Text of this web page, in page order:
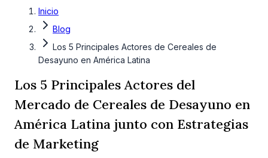
Inicio
Blog
Los 5 Principales Actores de Cereales de
Desayuno en América Latina
Los 5 Principales Actores del
Mercado de Cereales de Desayuno en
América Latina junto con Estrategias
de Marketing